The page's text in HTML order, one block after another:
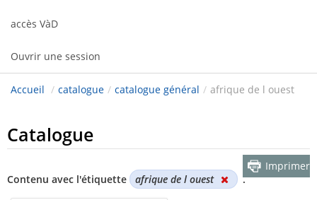
accès VàD
Ouvrir une session
Accueil / catalogue / catalogue général / afrique de l ouest
Catalogue
Contenu avec l'étiquette afrique de l ouest .
Imprimer